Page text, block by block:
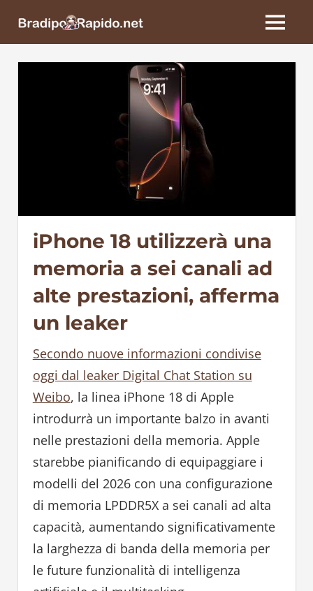
BradipoRapido.net
MENU
iPhone 18 utilizzerà una
memoria a sei canali ad
alte prestazioni, afferma
un leaker
Secondo nuove informazioni condivise
oggi dal leaker Digital Chat Station su
Weibo, la linea iPhone 18 di Apple
introdurrà un importante balzo in avanti
nelle prestazioni della memoria. Apple
starebbe pianificando di equipaggiare i
modelli del 2026 con una configurazione
di memoria LPDDR5X a sei canali ad alta
capacità, aumentando significativamente
la larghezza di banda della memoria per
le future funzionalità di intelligenza